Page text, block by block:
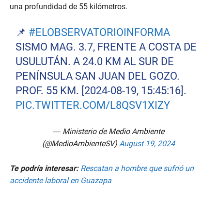
una profundidad de 55 kilómetros.
📌 #ELOBSERVATORIOINFORMA
SISMO MAG. 3.7, FRENTE A COSTA DE
USULUTÁN. A 24.0 KM AL SUR DE
PENÍNSULA SAN JUAN DEL GOZO.
PROF. 55 KM. [2024-08-19, 15:45:16].
PIC.TWITTER.COM/L8QSV1XIZY
— Ministerio de Medio Ambiente
(@MedioAmbienteSV) August 19, 2024
Te podría interesar: Rescatan a hombre que sufrió un
accidente laboral en Guazapa